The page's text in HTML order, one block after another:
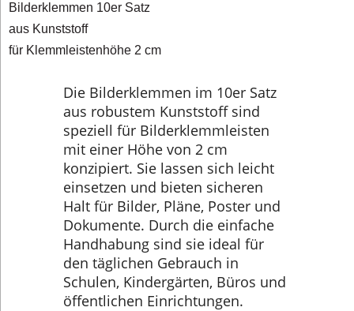
Bilderklemmen 10er Satz
aus Kunststoff
für Klemmleistenhöhe 2 cm
Die Bilderklemmen im 10er Satz
aus robustem Kunststoff sind
speziell für Bilderklemmleisten
mit einer Höhe von 2 cm
konzipiert. Sie lassen sich leicht
einsetzen und bieten sicheren
Halt für Bilder, Pläne, Poster und
Dokumente. Durch die einfache
Handhabung sind sie ideal für
den täglichen Gebrauch in
Schulen, Kindergärten, Büros und
öffentlichen Einrichtungen.